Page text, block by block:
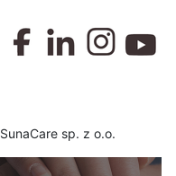
SunaCare sp. z o.o.